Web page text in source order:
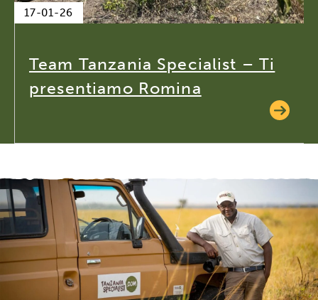
17-01-26
Team Tanzania Specialist – Ti
presentiamo Romina